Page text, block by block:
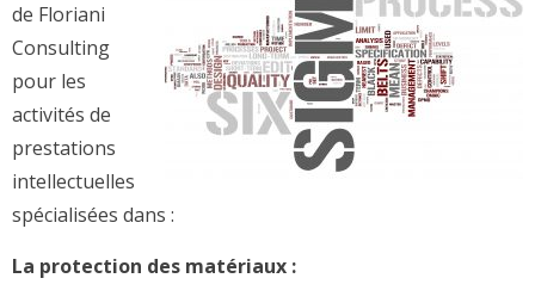
de Floriani
Consulting
pour les
activités de
prestations
intellectuelles
spécialisées dans :
La protection des matériaux :